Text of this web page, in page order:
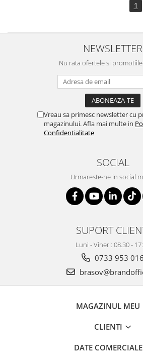
1
NEWSLETTER
Nu rata ofertele si
Vreau sa primesc newsletter cu
magazinului. Afla mai multe in
Confidentialitate
SOCIAL
Urmareste-ne in social
SUPORT
Luni - Vineri: 08.30 -
0733 953 016
MAGAZINUL MEU
CLIENTI
DATE COMERCIALE